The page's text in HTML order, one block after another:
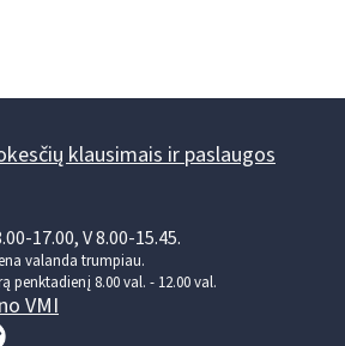
klausimais ir paslaugos
17.00, V 8.00-15.45.
valanda trumpiau.
penktadienį 8.00 val. - 12.00 val.
VMI